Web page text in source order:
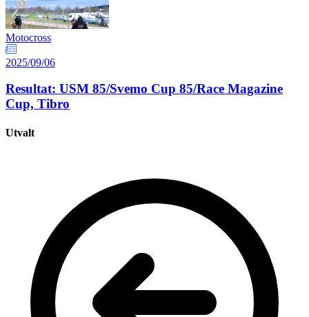
Motocross
2025/09/06
Resultat: USM 85/Svemo Cup 85/Race Magazine
Cup, Tibro
Utvalt